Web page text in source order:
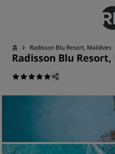
홈 Radisson Blu Resort, Maldives
Radisson Blu